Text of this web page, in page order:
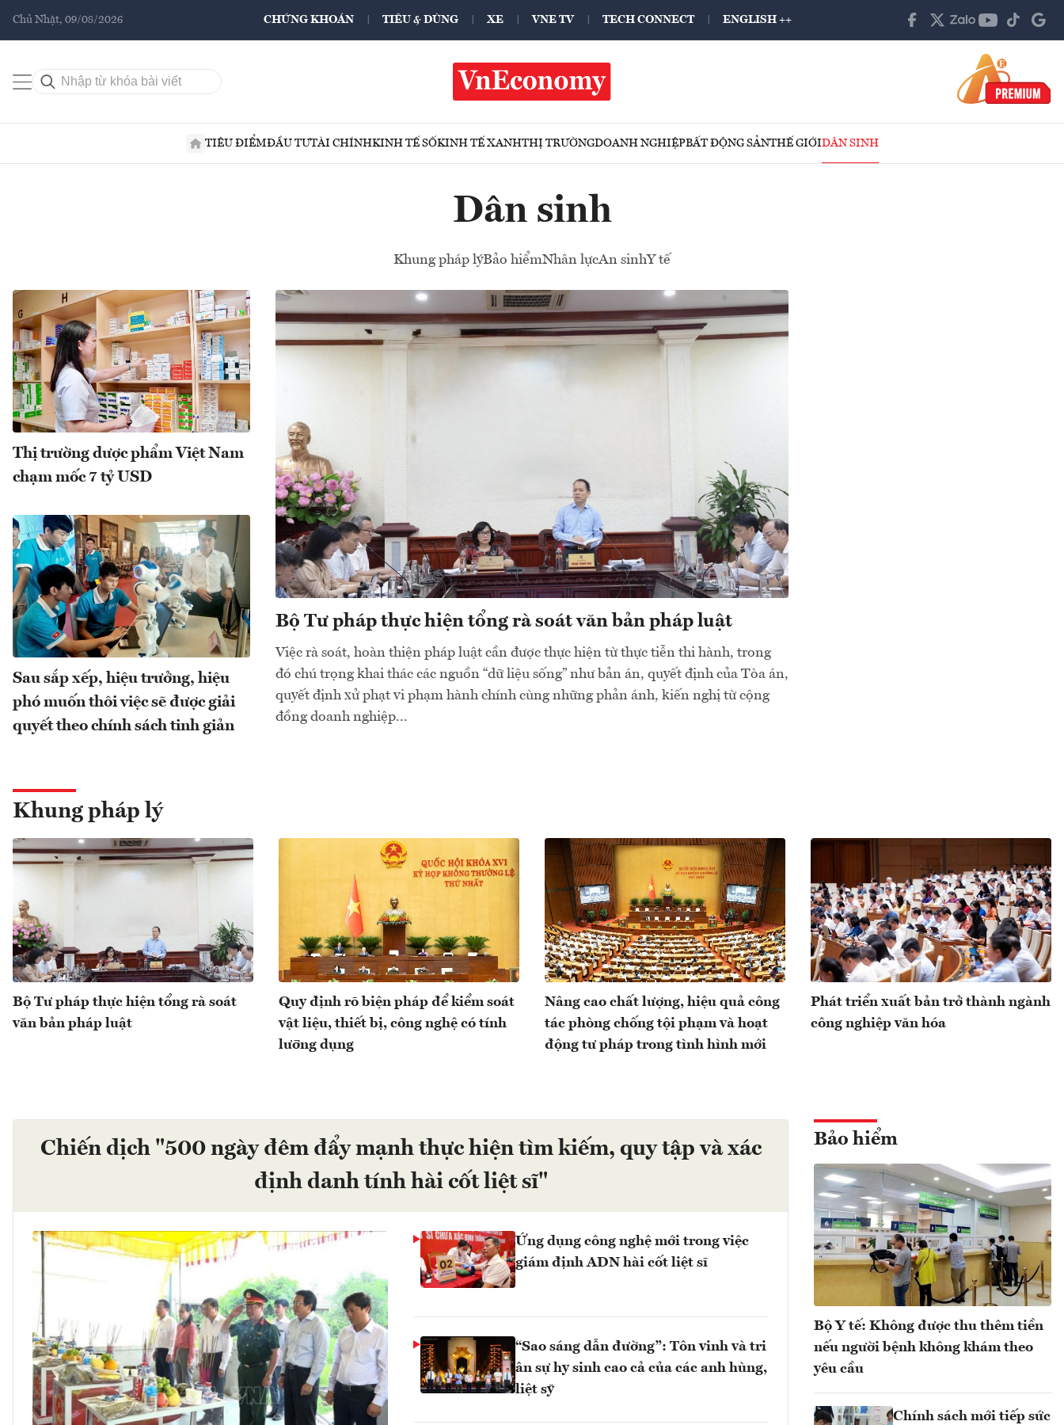
Chủ Nhật, 09/08/2026 CHỨNG KHOÁN TIÊU & DÙNG XE VNE TV TECH CONNECT ENGLISH ++
TIÊU ĐIỂMĐẦU TƯTÀI CHÍNHKINH TẾ SỐKINH TẾ XANHTHỊ TRƯỜNGDOANH NGHIỆPBẤT ĐỘNG SẢNTHẾ GIỚIDÂN SINH
Dân sinh
Khung pháp lýBảo hiểmNhân lựcAn sinhY tế
Bộ Tư pháp thực hiện tổng rà soát văn bản pháp luật
Việc rà soát, hoàn thiện pháp luật cần được thực hiện từ thực tiễn thi hành, trong
đó chú trọng khai thác các nguồn “dữ liệu sống” như bản án, quyết định của Tòa án,
quyết định xử phạt vi phạm hành chính cùng những phản ánh, kiến nghị từ cộng
đồng doanh nghiệp...
Thị trường dược phẩm Việt Nam
chạm mốc 7 tỷ USD
Sau sắp xếp, hiệu trưởng, hiệu
phó muốn thôi việc sẽ được giải
quyết theo chính sách tinh giản
Khung pháp lý
Bộ Tư pháp thực hiện tổng rà soát
văn bản pháp luật
Quy định rõ biện pháp để kiểm soát
vật liệu, thiết bị, công nghệ có tính
lưỡng dụng
Nâng cao chất lượng, hiệu quả công
tác phòng chống tội phạm và hoạt
động tư pháp trong tình hình mới
Phát triển xuất bản trở thành ngành
công nghiệp văn hóa
Chiến dịch "500 ngày đêm đẩy mạnh thực hiện tìm kiếm, quy tập và xác
định danh tính hài cốt liệt sĩ"
Ứng dụng công nghệ mới trong việc
giám định ADN hài cốt liệt sĩ
“Sao sáng dẫn đường”: Tôn vinh và tri
ân sự hy sinh cao cả của các anh hùng,
liệt sỹ
Bảo hiểm
Bộ Y tế: Không được thu thêm tiền
nếu người bệnh không khám theo
yêu cầu
Chính sách mới tiếp sức